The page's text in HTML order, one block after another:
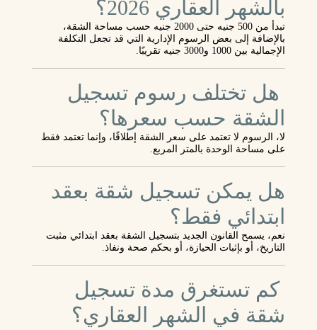
بالشهر العقاري 2026؟
تبدأ من 500 جنيه حتى 2000 جنيه حسب مساحة الشقة،
بالإضافة إلى بعض الرسوم الإدارية التي قد تجعل التكلفة
الإجمالية بين 1000 و3000 جنيه تقريبًا.
هل تختلف رسوم تسجيل
الشقة حسب سعرها؟
لا، الرسوم لا تعتمد على سعر الشقة إطلاقًا، وإنما تعتمد فقط
على مساحة الوحدة بالمتر المربع.
هل يمكن تسجيل شقة بعقد
ابتدائي فقط؟
نعم، يسمح القانون الجديد بتسجيل الشقة بعقد ابتدائي مثبت
التاريخ، أو بإثبات الحيازة، أو بحكم صحة ونفاذ.
كم تستغرق مدة تسجيل
شقة في الشهر العقاري؟